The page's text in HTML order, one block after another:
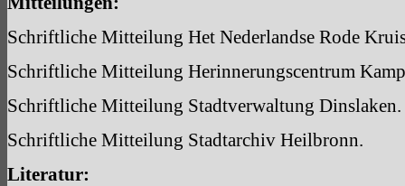
Schriftliche Mitteilung Het Nederlandse Rode
Schriftliche Mitteilung Herinnerungscentrum
Schriftliche Mitteilung Stadtverwaltung Dinslaken.
Schriftliche Mitteilung Stadtarchiv Heilbronn.
Literatur: